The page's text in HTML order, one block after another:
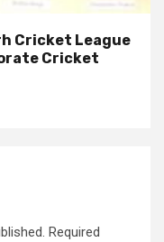
Cricket League
Cricket
Required